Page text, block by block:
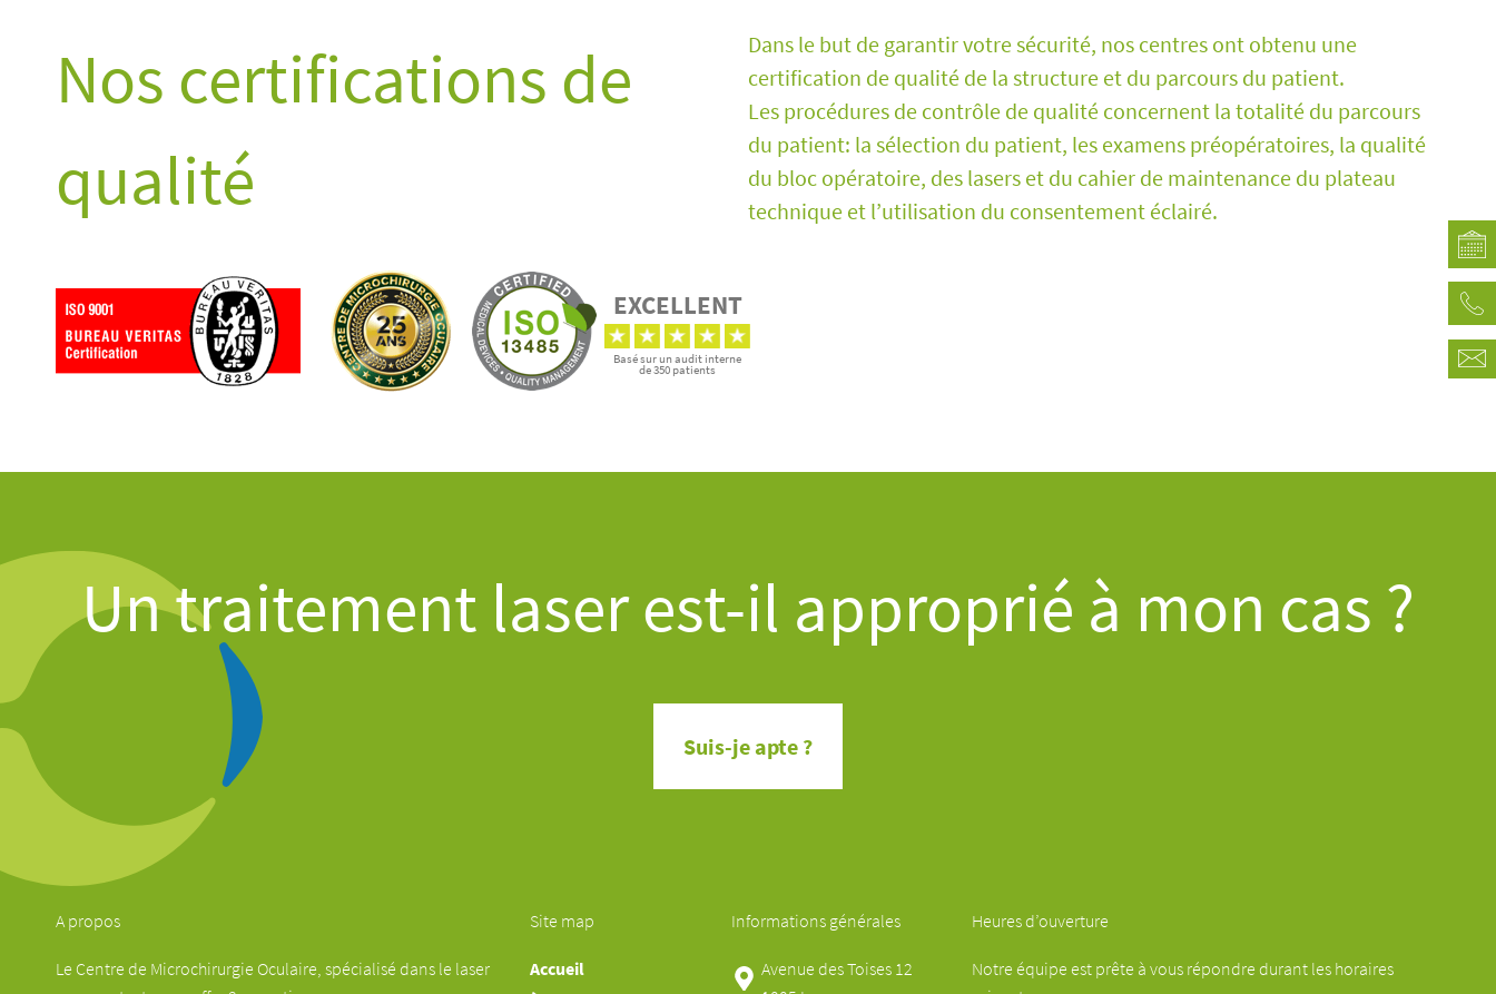
Nos certifications de
qualité
EXCELLENT
Basé sur un audit interne
de 350 patients
Dans le but de garantir votre sécurité, nos centres ont obtenu une
certification de qualité de la structure et du parcours du patient.
Les procédures de contrôle de qualité concernent la totalité du parcours
du patient: la sélection du patient, les examens préopératoires, la qualité
du bloc opératoire, des lasers et du cahier de maintenance du plateau
technique et l’utilisation du consentement éclairé.
Un traitement laser est-il approprié à mon cas ?
Suis-je apte ?
A propos
Le Centre de Microchirurgie Oculaire, spécialisé dans le laser
Site map
Accueil
Informations générales
Avenue des Toises 12
Heures d’ouverture
Notre équipe est prête à vous répondre durant les horaires